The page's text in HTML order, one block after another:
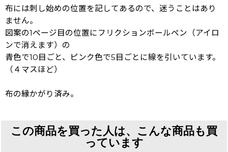
布には刺し始めの位置を記してあるので、迷うことはあり
ません。
図案の1ページ目の位置にフリクションボールペン（アイロ
ンで消えます）の
青色で10目ごと、ピンク色で5目ごとに線を引いています。
（４マスほど）
布の縁かがり済み。
この商品を買った人は、こんな商品も買
っています